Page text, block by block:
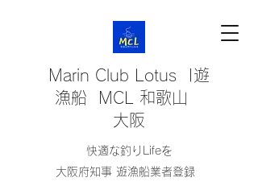
Marin Club Lotus |遊
漁船 MCL 和歌山
大阪
快適な釣りLifeを
大阪府知事 遊漁船業者登録